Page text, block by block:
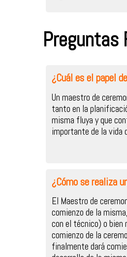
Preguntas
¿Cuál es el papel
Un maestro de
tanto en la
misma fluya y que
importante de la vida
¿Cómo se realiza
El Maestro de
comienzo de la
con el técnico) o bien
comienzo de la
finalmente dará